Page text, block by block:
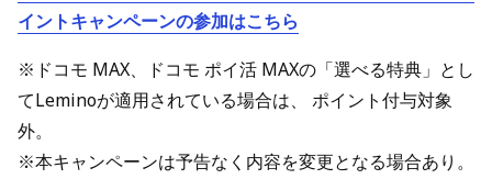
イントキャンペーンの参加はこちら
※ドコモ MAX、ドコモ ポイ活 MAXの「選べる特典」とし
てLeminoが適用されている場合は、 ポイント付与対象
外。
※本キャンペーンは予告なく内容を変更となる場合あり。